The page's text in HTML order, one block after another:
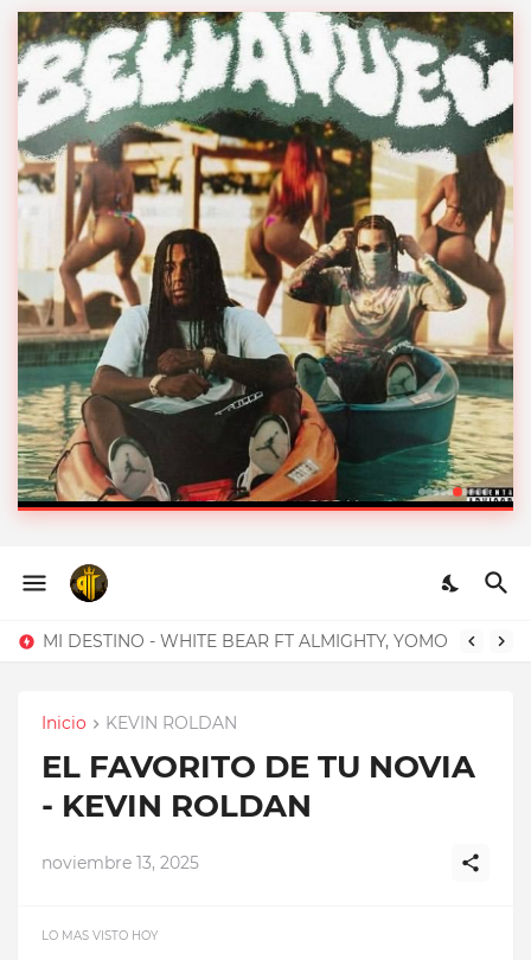
MYERS
MI DESTINO - WHITE BEAR FT ALMIGHTY, YOMO
COMO DESCARGAR?
Inicio KEVIN ROLDAN
EL FAVORITO DE TU NOVIA
- KEVIN ROLDAN
noviembre 13, 2025
LO MAS VISTO HOY